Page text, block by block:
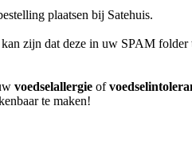
plaatsen bij Satehuis.
zijn dat deze in uw SPAM
voedselallergie of
te maken!